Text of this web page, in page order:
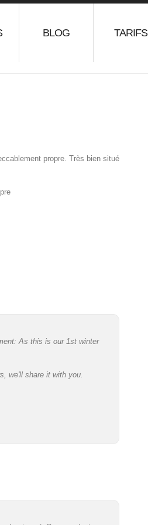
BLOG TARIFS
propre. Très bien situé
As this is our 1st winter
we'll share it with you.